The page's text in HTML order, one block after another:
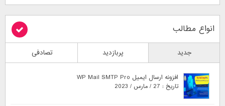
انواع مطالب
جدید پربازدید تصادفی
افزونه ارسال ایمیل WP Mail SMTP Pro
تاریخ : 27 / مارس / 2023